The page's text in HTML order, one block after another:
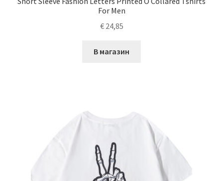
For Men
€24,85
В магазин